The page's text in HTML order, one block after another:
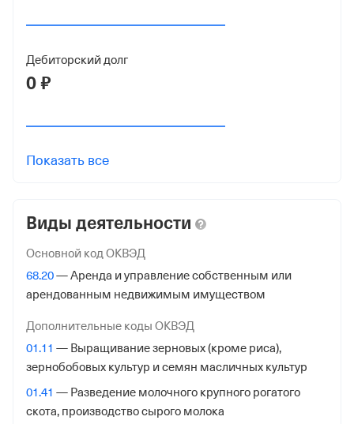
1225000137383
КПП
Налоговая
Межрайонная Инспекция Федеральной Налоговой
Адрес налоговой
144000,Россия,Московская Обл, Электросталь гор.,
Внебюджетные фонды
Регистрационный номер в ПФР
Дебиторский долг
0 ₽
Показать все
Виды деятельности
Основной код ОКВЭД
68.20— Аренда и управление собственным или
арендованным недвижимым имуществом
Дополнительные коды ОКВЭД
01.11 — Выращивание зерновых (кроме риса),
зернобобовых культур и семян масличных культур
01.41 — Разведение молочного крупного рогатого
скота, производство сырого молока